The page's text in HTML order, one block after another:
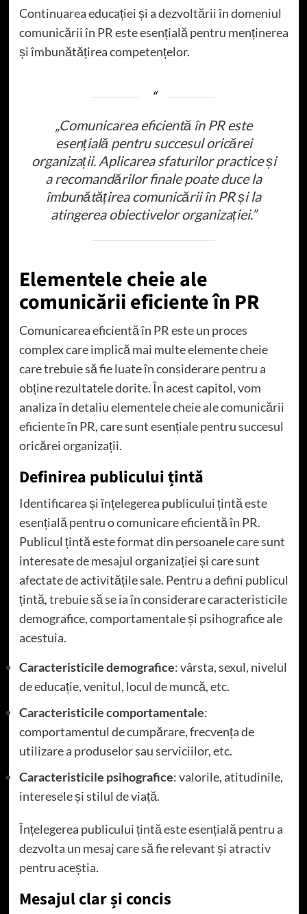
Continuarea educației și a dezvoltării în domeniul
comunicării în PR este esențială pentru menținerea
și îmbunătățirea competențelor.
„Comunicarea eficientă în PR este
esențială pentru succesul oricărei
organizații. Aplicarea sfaturilor practice și
a recomandărilor finale poate duce la
îmbunătățirea comunicării în PR și la
atingerea obiectivelor organizației.”
Elementele cheie ale
comunicării eficiente în PR
Comunicarea eficientă în PR este un proces
complex care implică mai multe elemente cheie
care trebuie să fie luate în considerare pentru a
obține rezultatele dorite. În acest capitol, vom
analiza în detaliu elementele cheie ale comunicării
eficiente în PR, care sunt esențiale pentru succesul
oricărei organizații.
Definirea publicului țintă
Identificarea și înțelegerea publicului țintă este
esențială pentru o comunicare eficientă în PR.
Publicul țintă este format din persoanele care sunt
interesate de mesajul organizației și care sunt
afectate de activitățile sale. Pentru a defini publicul
țintă, trebuie să se ia în considerare caracteristicile
demografice, comportamentale și psihografice ale
acestuia.
Caracteristicile demografice: vârsta, sexul, nivelul
de educație, venitul, locul de muncă, etc.
Caracteristicile comportamentale:
comportamentul de cumpărare, frecvența de
utilizare a produselor sau serviciilor, etc.
Caracteristicile psihografice: valorile, atitudinile,
interesele și stilul de viață.
Înțelegerea publicului țintă este esențială pentru a
dezvolta un mesaj care să fie relevant și atractiv
pentru aceștia.
Mesajul clar și concis